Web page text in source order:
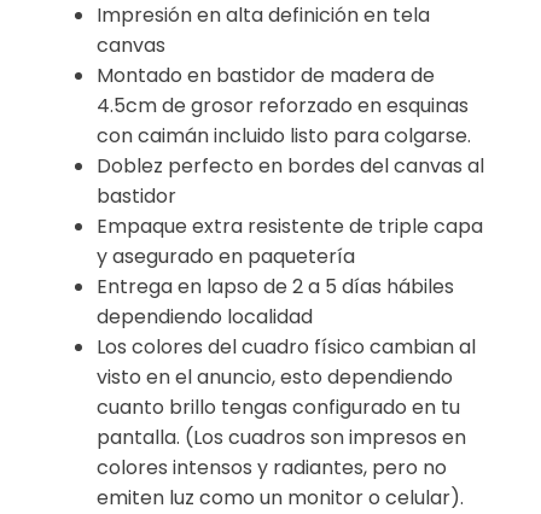
Impresión en alta definición en tela
canvas
Montado en bastidor de madera de
4.5cm de grosor reforzado en esquinas
con caimán incluido listo para colgarse.
Doblez perfecto en bordes del canvas al
bastidor
Empaque extra resistente de triple capa
y asegurado en paquetería
Entrega en lapso de 2 a 5 días hábiles
dependiendo localidad
Los colores del cuadro físico cambian al
visto en el anuncio, esto dependiendo
cuanto brillo tengas configurado en tu
pantalla. (Los cuadros son impresos en
colores intensos y radiantes, pero no
emiten luz como un monitor o celular).